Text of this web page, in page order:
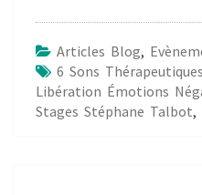
Articles Blog,
6 Sons
Libération Émotions
Stages Stéphane Talbot,